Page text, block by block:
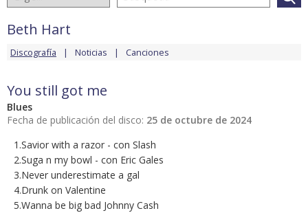
Beth Hart
Discografía Noticias Canciones
You still got me
Blues
Fecha de publicación del disco: 25 de octubre de 2024
1.Savior with a razor - con Slash
2.Suga n my bowl - con Eric Gales
3.Never underestimate a gal
4.Drunk on Valentine
5.Wanna be big bad Johnny Cash